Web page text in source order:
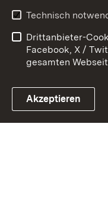
Link zum Landesportal
Barrierefreiheit
Impressum
Technisch
Drittanbieter-
Facebook, X /
gesamten
Akzeptieren